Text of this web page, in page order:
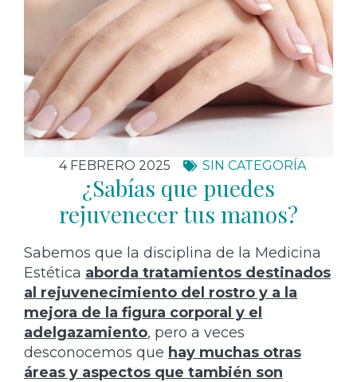
4 FEBRERO 2025 SIN CATEGORÍA
¿Sabías que puedes
rejuvenecer tus manos?
Sabemos que la disciplina de la Medicina
Estética aborda tratamientos destinados
al rejuvenecimiento del rostro y a la
mejora de la figura corporal y el
adelgazamiento, pero a veces
desconocemos que hay muchas otras
áreas y aspectos que también son